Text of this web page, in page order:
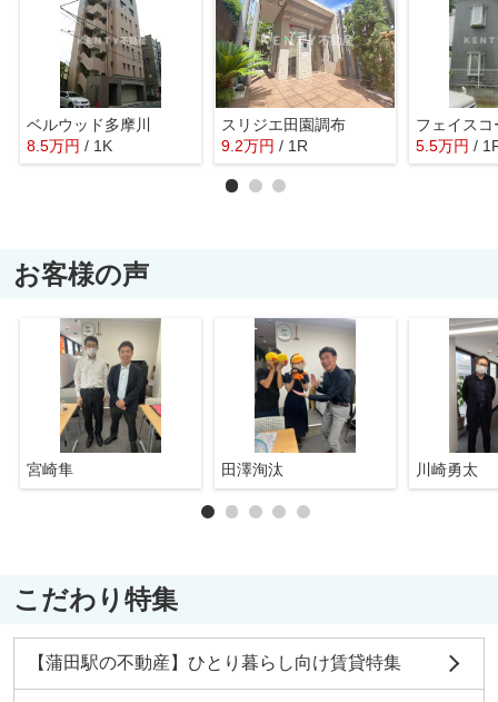
ベルウッド多摩川
8.5万円 / 1K
スリジエ田園調布
9.2万円 / 1R
フェイスコ
5.5万円 /
お客様の声
宮崎隼 田澤洵汰 川崎勇太
こだわり特集
【蒲田駅の不動産】ひとり暮らし向け賃貸特集